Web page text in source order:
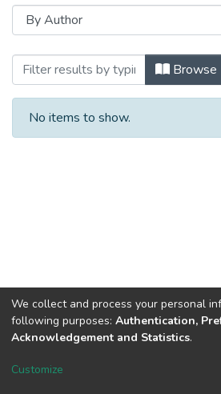
Browsing 2022 Browse
No items to show.
Dspace & Volodymyr Dahl East
We collect and process your personal
following purposes: Authentication,
Acknowledgement and Statistics.
Customize